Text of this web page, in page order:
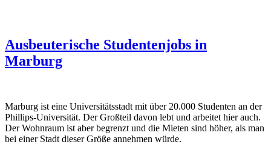
Ausbeuterische Studentenjobs in
Marburg
Marburg ist eine Universitätsstadt mit über 20.000 Studenten an der
Phillips-Universität. Der Großteil davon lebt und arbeitet hier auch.
Der Wohnraum ist aber begrenzt und die Mieten sind höher, als man
bei einer Stadt dieser Größe annehmen würde.